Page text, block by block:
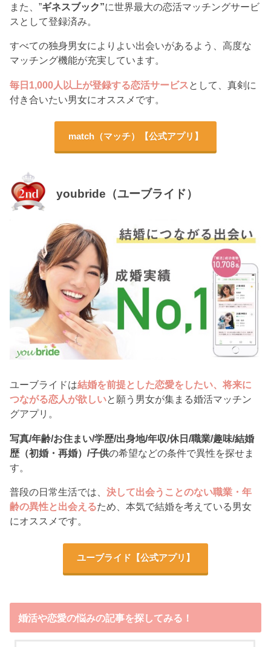
また、”ギネスブック”に世界最大の恋活マッチングサービ
スとして登録済み。
すべての独身男女によりよい出会いがあるよう、高度な
マッチング機能が充実しています。
毎日1,000人以上が登録する恋活サービス として、真剣に
付き合いたい男女にオススメです。
match（マッチ）【公式アプリ】
youbride（ユーブライド）
ユーブライドは結婚を前提とした恋愛をしたい、将来に
つながる恋人が欲しいと願う男女が集まる婚活マッチン
グアプリ。
写真/年齢/お住まい/学歴/出身地/年収/休日/職業/趣味/結婚
歴（初婚・再婚）/子供の希望などの条件で異性を探せま
す。
普段の日常生活では、決して出会うことのない職業・年
齢の異性と出会えるため、本気で結婚を考えている男女
にオススメです。
ユーブライド 【公式アプリ】
婚活や恋愛の悩みの記事を探してみる！